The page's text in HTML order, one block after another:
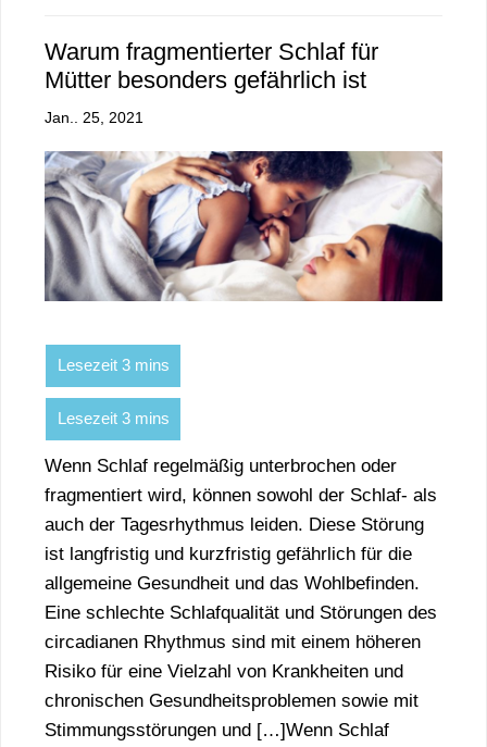
Warum fragmentierter Schlaf für
Mütter besonders gefährlich ist
Jan.. 25, 2021
Wenn Schlaf regelmäßig unterbrochen oder
fragmentiert wird, können sowohl der Schlaf- als
auch der Tagesrhythmus leiden. Diese Störung
ist langfristig und kurzfristig gefährlich für die
allgemeine Gesundheit und das Wohlbefinden.
Eine schlechte Schlafqualität und Störungen des
circadianen Rhythmus sind mit einem höheren
Risiko für eine Vielzahl von Krankheiten und
chronischen Gesundheitsproblemen sowie mit
Stimmungsstörungen und […]Wenn Schlaf